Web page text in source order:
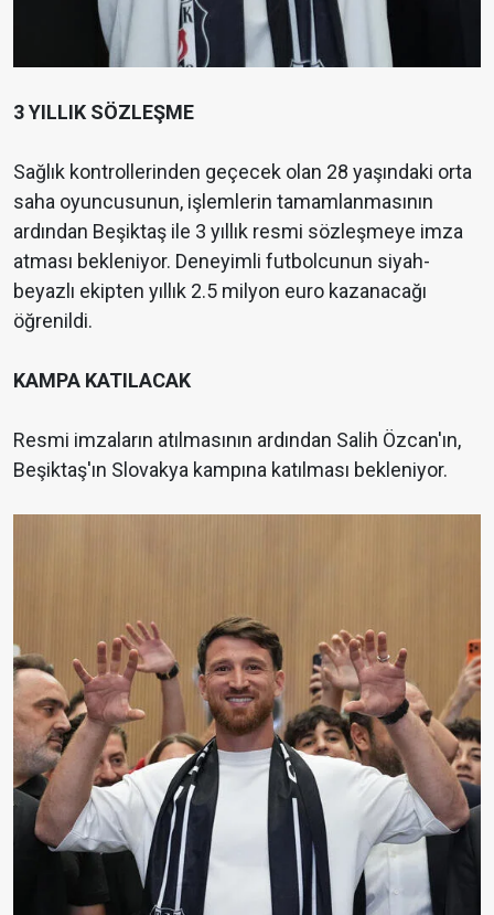
3 YILLIK SÖZLEŞME
Sağlık kontrollerinden geçecek olan 28 yaşındaki orta
saha oyuncusunun, işlemlerin tamamlanmasının
ardından Beşiktaş ile 3 yıllık resmi sözleşmeye imza
atması bekleniyor. Deneyimli futbolcunun siyah-
beyazlı ekipten yıllık 2.5 milyon euro kazanacağı
öğrenildi.
KAMPA KATILACAK
Resmi imzaların atılmasının ardından Salih Özcan'ın,
Beşiktaş'ın Slovakya kampına katılması bekleniyor.